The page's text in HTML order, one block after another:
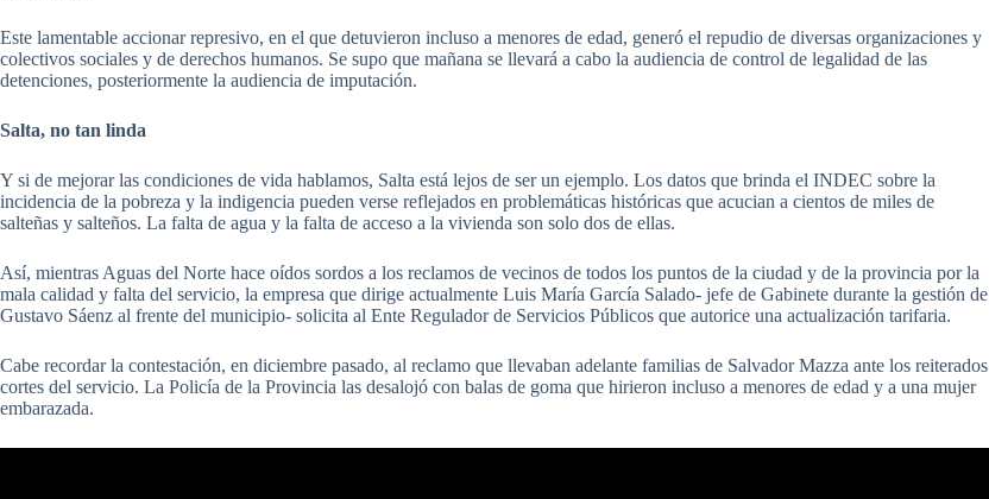
Este lamentable accionar represivo, en el que detuvieron incluso a menores de edad, generó el repudio de diversas organizaciones y
colectivos sociales y de derechos humanos. Se supo que mañana se llevará a cabo la audiencia de control de legalidad de las
detenciones, posteriormente la audiencia de imputación.
Salta, no tan linda
Y si de mejorar las condiciones de vida hablamos, Salta está lejos de ser un ejemplo. Los datos que brinda el INDEC sobre la
incidencia de la pobreza y la indigencia pueden verse reflejados en problemáticas históricas que acucian a cientos de miles de
salteñas y salteños. La falta de agua y la falta de acceso a la vivienda son solo dos de ellas.
Así, mientras Aguas del Norte hace oídos sordos a los reclamos de vecinos de todos los puntos de la ciudad y de la provincia por la
mala calidad y falta del servicio, la empresa que dirige actualmente Luis María García Salado- jefe de Gabinete durante la gestión de
Gustavo Sáenz al frente del municipio- solicita al Ente Regulador de Servicios Públicos que autorice una actualización tarifaria.
Cabe recordar la contestación, en diciembre pasado, al reclamo que llevaban adelante familias de Salvador Mazza ante los reiterados
cortes del servicio. La Policía de la Provincia las desalojó con balas de goma que hirieron incluso a menores de edad y a una mujer
embarazada.